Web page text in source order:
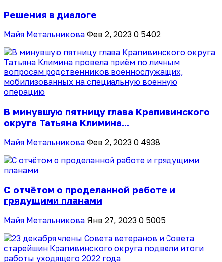
Решения в диалоге
Майя Метальникова Фев 2, 2023 0 5402
В минувшую пятницу глава Крапивинского
округа Татьяна Климина...
Майя Метальникова Фев 2, 2023 0 4938
С отчётом о проделанной работе и
грядущими планами
Майя Метальникова Янв 27, 2023 0 5005